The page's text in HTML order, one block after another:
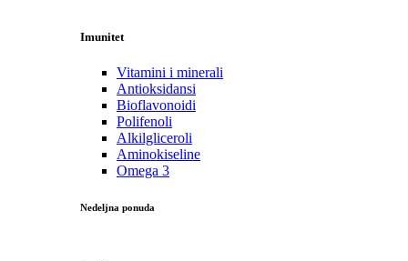
Imunitet
Vitamini i minerali
Antioksidansi
Bioflavonoidi
Polifenoli
Alkilgliceroli
Aminokiseline
Omega 3
Nedeljna ponuda